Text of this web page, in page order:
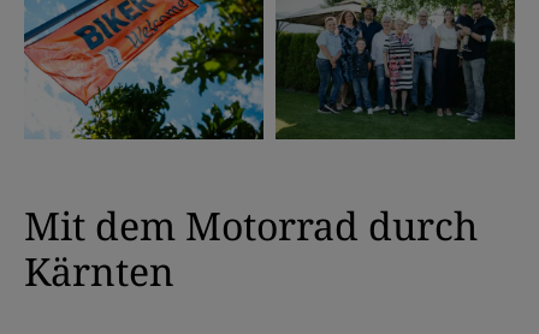
Mit dem Motorrad durch
Kärnten